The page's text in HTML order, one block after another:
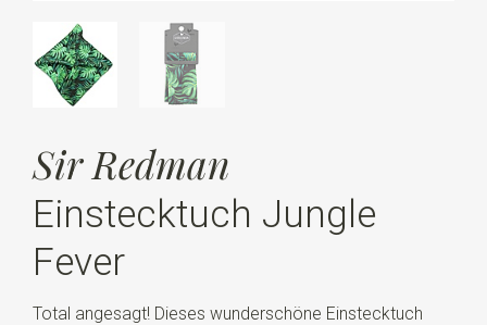
Sir Redman
Einstecktuch Jungle
Fever
Total angesagt! Dieses wunderschöne Einstecktuch